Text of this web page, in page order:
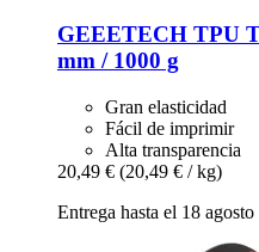
GEEETECH TPU
mm / 1000 g
Gran elasticidad
Fácil de imprimir
Alta transparencia
20,49 € (20,49 € / kg)
Entrega hasta el 18 agosto